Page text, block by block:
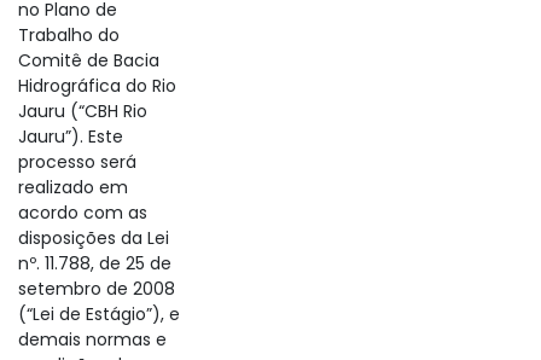
no Plano de
Trabalho do
Comitê de Bacia
Hidrográfica do Rio
Jauru (“CBH Rio
Jauru”). Este
processo será
realizado em
acordo com as
disposições da Lei
nº. 11.788, de 25 de
setembro de 2008
(“Lei de Estágio”), e
demais normas e